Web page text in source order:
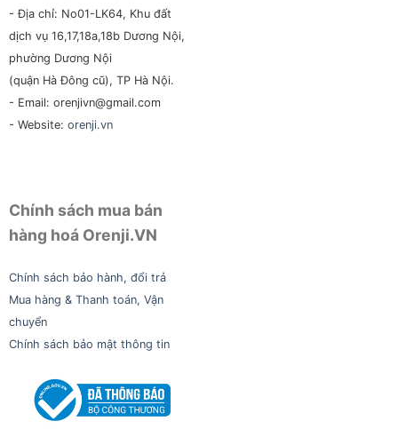
- Địa chỉ: No01-LK64, Khu đất
dịch vụ 16,17,18a,18b Dương Nội,
phường Dương Nội
(quận Hà Đông cũ), TP Hà Nội.
- Email: orenjivn@gmail.com
- Website: orenji.vn
Chính sách mua bán
hàng hoá Orenji.VN
Chính sách bảo hành, đổi trả
Mua hàng & Thanh toán, Vận
chuyển
Chính sách bảo mật thông tin